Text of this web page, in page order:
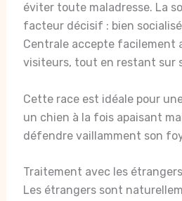
éviter toute maladresse. La
facteur décisif : bien
Centrale accepte facilement
visiteurs, tout en restant sur
Cette race est idéale pour
un chien à la fois apaisant
défendre vaillamment son
Traitement avec les
Les étrangers sont